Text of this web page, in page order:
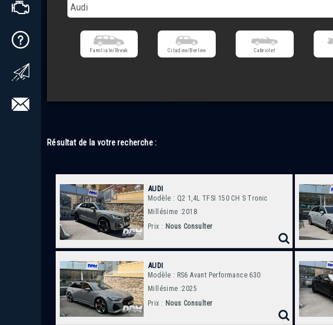
Familiale/Break Citadine/Berline Cabriolet
Résultat de la votre recherche :
AUDI
Modèle : Q2 1,4L TFSI 150 CH S Tronic
Millésime :2018
Prix : Nous Consulter
AUDI
Modèle : RS6 Avant Performance 630
Millésime :2025
Prix : Nous Consulter